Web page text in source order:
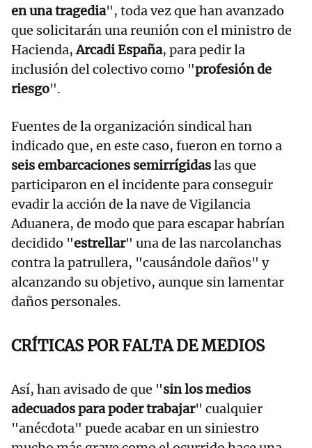
en una tragedia", toda vez que han avanzado
que solicitarán una reunión con el ministro de
Hacienda,Arcadi España, para pedir la
inclusión del colectivo como "profesión de
riesgo".
Fuentes de la organización sindical han
indicado que, en este caso, fueron en torno a
seis embarcaciones semirrígidaslas que
participaron en el incidente para conseguir
evadir la acción de la nave de Vigilancia
Aduanera, de modo que para escapar habrían
decidido "estrellar" una de las narcolanchas
contra la patrullera, "causándole daños" y
alcanzando su objetivo, aunque sin lamentar
daños personales.
CRÍTICAS POR FALTA DE MEDIOS
Así, han avisado de que "sin los medios
adecuados para poder trabajar" cualquier
"anécdota" puede acabar en un siniestro